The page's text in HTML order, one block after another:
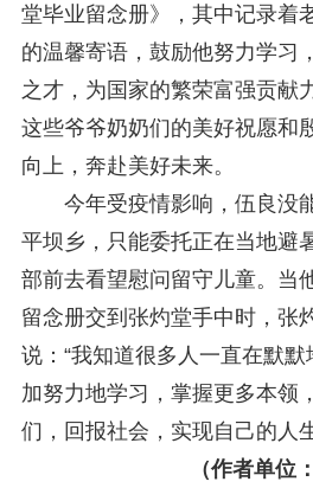
堂毕业留念册》，其中记录着
的温馨寄语，鼓励他努力学习
之才，为国家的繁荣富强贡献
这些爷爷奶奶们的美好祝愿和
向上，奔赴美好未来。
今年受疫情影响，伍良没
平坝乡，只能委托正在当地避
部前去看望慰问留守儿童。当
留念册交到张灼堂手中时，张
说：“我知道很多人一直在默
加努力地学习，掌握更多本领
们，回报社会，实现自己的人生
（作者单位